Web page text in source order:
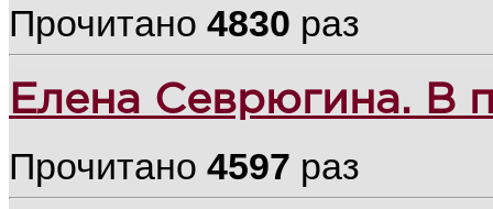
Прочитано 4830 раз
Елена Севрюгина. В
Прочитано 4597 раз